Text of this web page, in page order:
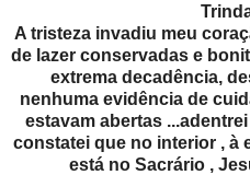
A tristeza invadiu meu
de lazer conservadas e
extrema decadência,
nenhuma evidência de
estavam abertas
constatei que no interior , à
está no Sacrário ,